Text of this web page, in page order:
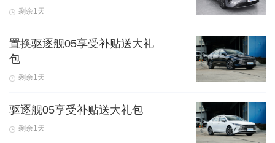
剩余1天
置换驱逐舰05享受补贴送大礼
包
剩余1天
驱逐舰05享受补贴送大礼包
剩余1天